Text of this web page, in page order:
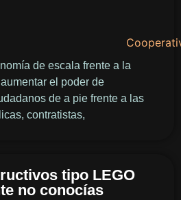
de escala frente a la
el poder de
de a pie frente a las
contratistas,
tipo LEGO
no conocías